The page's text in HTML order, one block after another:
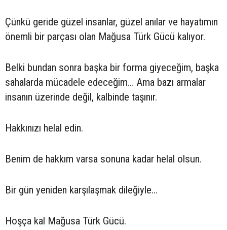
Çünkü geride güzel insanlar, güzel anılar ve hayatımın
önemli bir parçası olan Mağusa Türk Gücü kalıyor.
Belki bundan sonra başka bir forma giyeceğim, başka
sahalarda mücadele edeceğim… Ama bazı armalar
insanın üzerinde değil, kalbinde taşınır.
Hakkınızı helal edin.
Benim de hakkım varsa sonuna kadar helal olsun.
Bir gün yeniden karşılaşmak dileğiyle…
Hoşça kal Mağusa Türk Gücü.